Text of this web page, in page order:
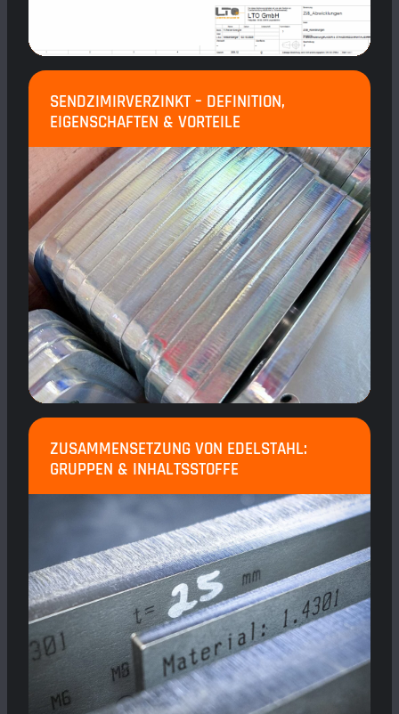
SENDZIMIRVERZINKT – DEFINITION,
EIGENSCHAFTEN & VORTEILE
ZUSAMMENSETZUNG VON EDELSTAHL:
GRUPPEN & INHALTSSTOFFE